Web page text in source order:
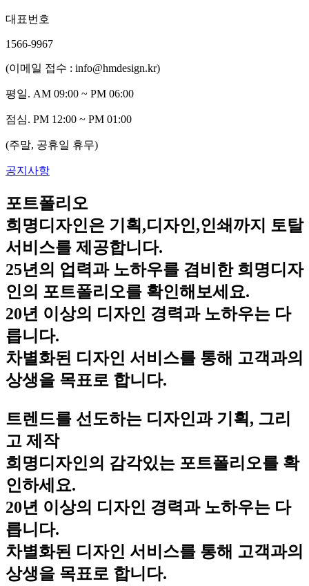
대표번호
1566-9967
(이메일 접수 : info@hmdesign.kr)
평일. AM 09:00 ~ PM 06:00
점심. PM 12:00 ~ PM 01:00
(주말, 공휴일 휴무)
공지사항
포트폴리오
희명디자인은 기획,디자인,인쇄까지 토탈
서비스를 제공합니다.
25년의 업력과 노하우를 겸비한 희명디자
인의 포트폴리오를 확인해보세요.
20년 이상의 디자인 경력과 노하우는 다
릅니다.
차별화된 디자인 서비스를 통해 고객과의
상생을 목표로 합니다.
트렌드를 선도하는 디자인과 기획, 그리
고 제작
희명디자인의 감각있는 포트폴리오를 확
인하세요.
20년 이상의 디자인 경력과 노하우는 다
릅니다.
차별화된 디자인 서비스를 통해 고객과의
상생을 목표로 합니다.